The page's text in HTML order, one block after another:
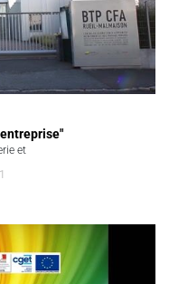
entreprise"
et
1